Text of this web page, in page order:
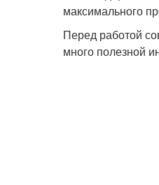
максимального
Перед работой
много полезной